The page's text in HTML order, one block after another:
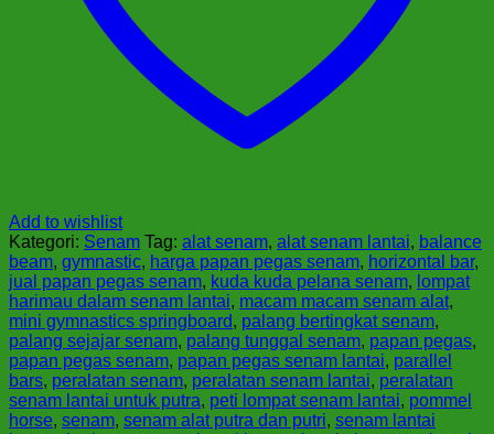
Add to wishlist
Kategori: Senam Tag: alat senam, alat senam lantai, balance
beam, gymnastic, harga papan pegas senam, horizontal bar,
jual papan pegas senam, kuda kuda pelana senam, lompat
harimau dalam senam lantai, macam macam senam alat,
mini gymnastics springboard, palang bertingkat senam,
palang sejajar senam, palang tunggal senam, papan pegas,
papan pegas senam, papan pegas senam lantai, parallel
bars, peralatan senam, peralatan senam lantai, peralatan
senam lantai untuk putra, peti lompat senam lantai, pommel
horse, senam, senam alat putra dan putri, senam lantai